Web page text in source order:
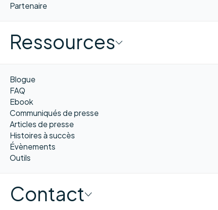
Partenaire
Ressources
Blogue
FAQ
Ebook
Communiqués de presse
Articles de presse
Histoires à succès
Évènements
Outils
Contact